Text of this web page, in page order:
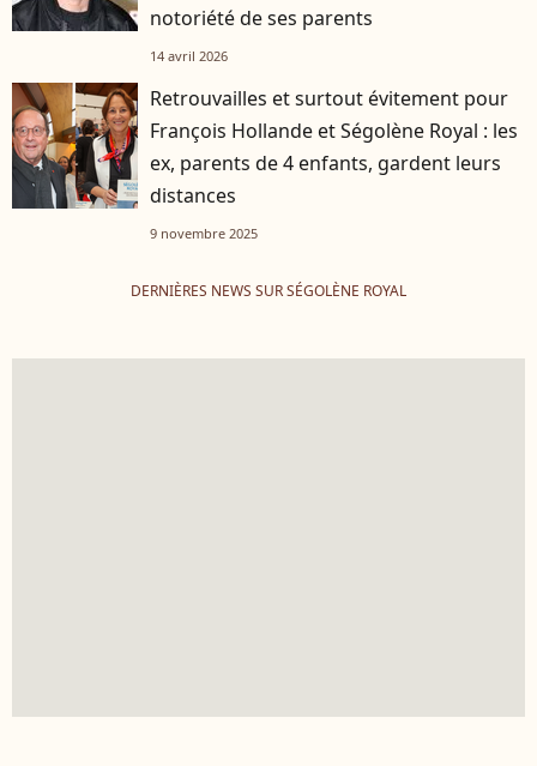
notoriété de ses parents
14 avril 2026
Retrouvailles et surtout évitement pour
François Hollande et Ségolène Royal : les
ex, parents de 4 enfants, gardent leurs
distances
9 novembre 2025
DERNIÈRES NEWS SUR SÉGOLÈNE ROYAL